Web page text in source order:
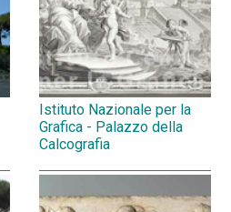
Istituto Nazionale per la
Grafica - Palazzo della
Calcografia